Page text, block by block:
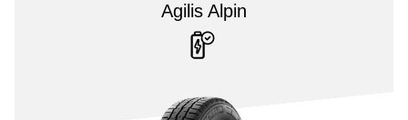
Agilis Alpin